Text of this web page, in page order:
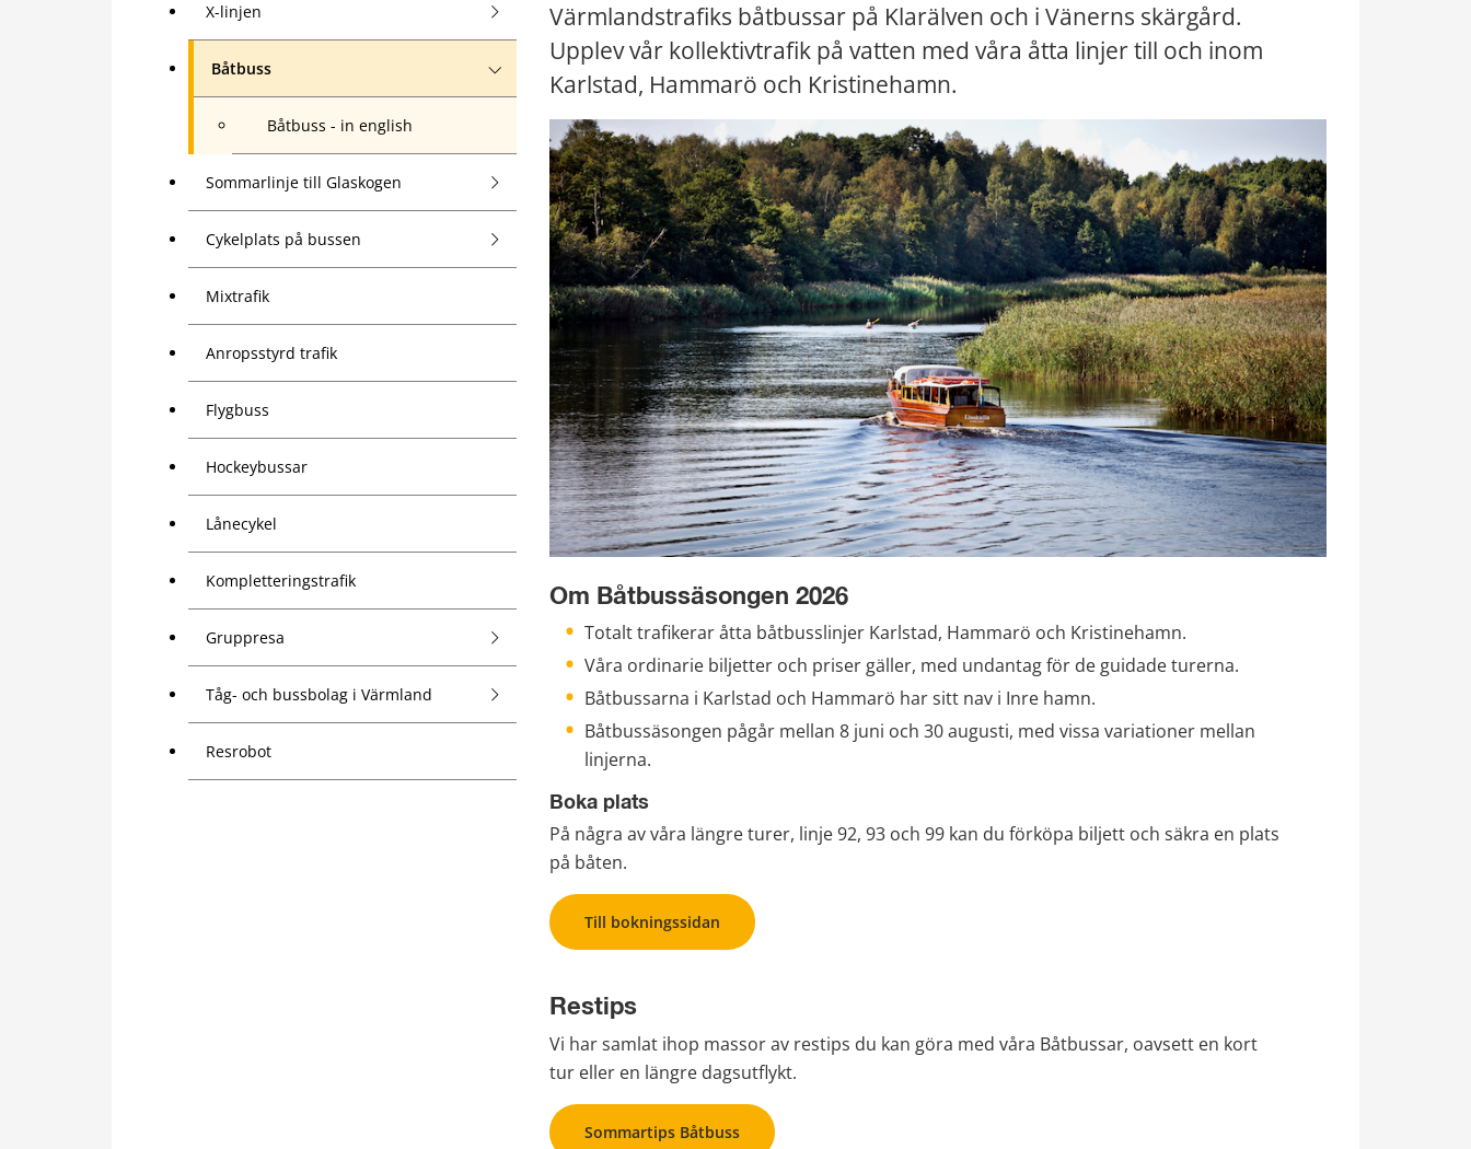
X-linjen
Båtbuss
Båtbuss - in english
Sommarlinje till Glaskogen
Cykelplats på bussen
Mixtrafik
Anropsstyrd trafik
Flygbuss
Hockeybussar
Lånecykel
Kompletteringstrafik
Gruppresa
Tåg- och bussbolag i Värmland
Resrobot
Värmlandstrafiks båtbussar på Klarälven och i Vänerns skärgård.
Upplev vår kollektivtrafik på vatten med våra åtta linjer till och inom
Karlstad, Hammarö och Kristinehamn.
Om Båtbussäsongen 2026
Totalt trafikerar åtta båtbusslinjer Karlstad, Hammarö och Kristinehamn.
Våra ordinarie biljetter och priser gäller, med undantag för de guidade turerna.
Båtbussarna i Karlstad och Hammarö har sitt nav i Inre hamn.
Båtbussäsongen pågår mellan 8 juni och 30 augusti, med vissa variationer mellan
linjerna.
Boka plats
På några av våra längre turer, linje 92, 93 och 99 kan du förköpa biljett och säkra en plats
på båten.
Till bokningssidan
Restips
Vi har samlat ihop massor av restips du kan göra med våra Båtbussar, oavsett en kort
tur eller en längre dagsutflykt.
Sommartips Båtbuss